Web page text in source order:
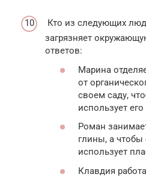
Кто из следующих
загрязняет
ответов:
Марина
от
своем саду,
использует
Роман
глины, а чтобы
использует
Клавдия